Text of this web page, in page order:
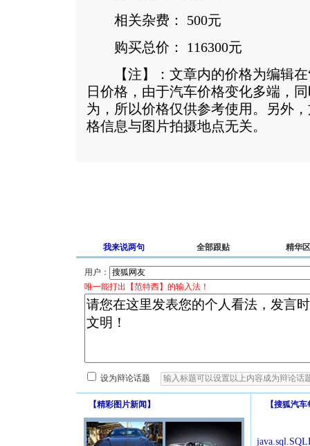
相关杂费： 500元
购买总价： 116300元
【注】：文章内的价格为编辑在
日价格，由于汽车价格变化多端，
为，所以价格仅供参考使用。另外
格信息与图片拍摄地点无关。
我来说两句 全部跟贴 精华区
用户：
唯一能打出【范特西】的输入法！
设为辩论话题
【精彩图片新闻 】 【搜狐汽车